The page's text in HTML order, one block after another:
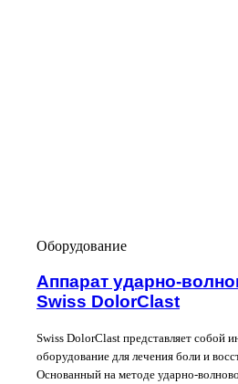
Оборудование
Аппарат ударно-
Swiss DolorClast
Swiss DolorClast представляет собой
оборудование для лечения боли и
Основанный на методе ударно-